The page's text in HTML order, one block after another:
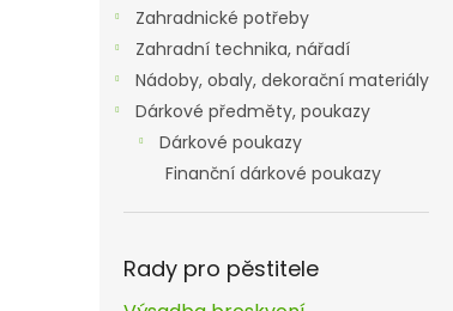
Zahradnické potřeby
Zahradní technika, nářadí
Nádoby, obaly, dekorační materiály
Dárkové předměty, poukazy
Dárkové poukazy
Finanční dárkové poukazy
Rady pro pěstitele